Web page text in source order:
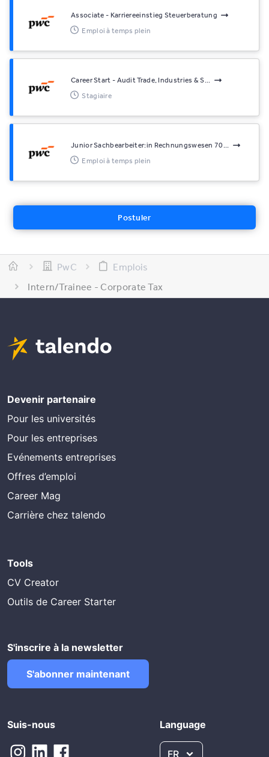
Associate - Karriereeinstieg Steuerberatung
Emploi à temps plein
Career Start - Audit Trade, Industries & S...
Stagiaire
Junior Sachbearbeiter:in Rechnungswesen 70...
Emploi à temps plein
Postuler
PwC
Emplois
Intern/Trainee - Corporate Tax
Devenir partenaire
Pour les universités
Pour les entreprises
Evénements entreprises
Offres d’emploi
Career Mag
Carrière chez talendo
Tools
CV Creator
Outils de Career Starter
S'inscrire à la newsletter
S'abonner maintenant
Suis-nous Language
FR